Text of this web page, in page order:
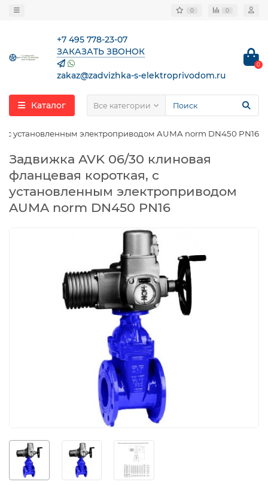
0 0
+7 495 778-23-07
ЗАКАЗАТЬ ЗВОНОК
zakaz@zadvizhka-s-elektroprivodom.ru
0
Каталог Все категории
с установленным электроприводом AUMA norm DN450 PN16
Задвижка AVK 06/30 клиновая
фланцевая короткая, с
установленным электроприводом
AUMA norm DN450 PN16